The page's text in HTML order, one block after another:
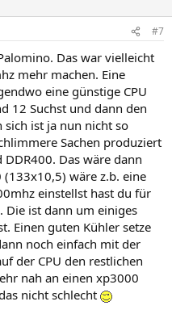
#7
Das war vielleicht
mehr machen. Eine
eine günstige CPU
12 Suchst und dann den
sich ist ja nun nicht so
Sachen produziert
Das wäre dann
wäre z.b. eine
einstellst hast du für
Die ist dann um einiges
Einen guten Kühler setze
noch einfach mit der
der CPU den restlichen
nah an einen xp3000
nicht schlecht